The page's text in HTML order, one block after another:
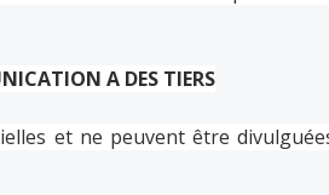
A DES TIERS
et ne peuvent être